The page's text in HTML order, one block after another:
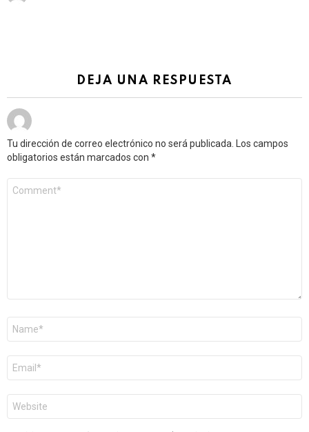
DEJA UNA RESPUESTA
Tu dirección de correo electrónico no será publicada.
Los campos
obligatorios están marcados con *
electrónico
*